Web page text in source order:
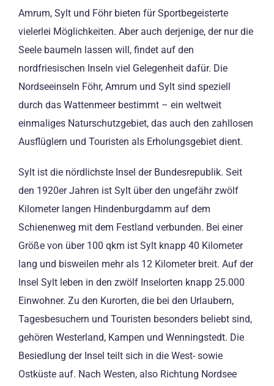
Amrum, Sylt und Föhr bieten für Sportbegeisterte
vielerlei Möglichkeiten. Aber auch derjenige, der nur die
Seele baumeln lassen will, findet auf den
nordfriesischen Inseln viel Gelegenheit dafür. Die
Nordseeinseln Föhr, Amrum und Sylt sind speziell
durch das Wattenmeer bestimmt – ein weltweit
einmaliges Naturschutzgebiet, das auch den zahllosen
Ausflüglern und Touristen als Erholungsgebiet dient.
Sylt ist die nördlichste Insel der Bundesrepublik. Seit
den 1920er Jahren ist Sylt über den ungefähr zwölf
Kilometer langen Hindenburgdamm auf dem
Schienenweg mit dem Festland verbunden. Bei einer
Größe von über 100 qkm ist Sylt knapp 40 Kilometer
lang und bisweilen mehr als 12 Kilometer breit. Auf der
Insel Sylt leben in den zwölf Inselorten knapp 25.000
Einwohner. Zu den Kurorten, die bei den Urlaubern,
Tagesbesuchern und Touristen besonders beliebt sind,
gehören Westerland, Kampen und Wenningstedt. Die
Besiedlung der Insel teilt sich in die West- sowie
Ostküste auf. Nach Westen, also Richtung Nordsee